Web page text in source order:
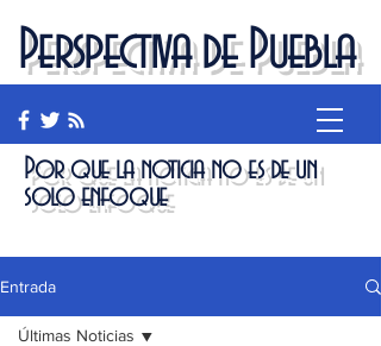
Perspectiva de Puebla
Por que la noticia no es de un
solo enfoque
Entrada
Últimas Noticias